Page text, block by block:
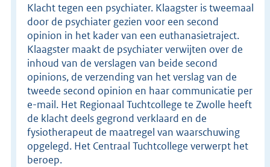
Klacht tegen een psychiater. Klaagster is tweemaal
door de psychiater gezien voor een second
opinion in het kader van een euthanasietraject.
Klaagster maakt de psychiater verwijten over de
inhoud van de verslagen van beide second
opinions, de verzending van het verslag van de
tweede second opinion en haar communicatie per
e-mail. Het Regionaal Tuchtcollege te Zwolle heeft
de klacht deels gegrond verklaard en de
fysiotherapeut de maatregel van waarschuwing
opgelegd. Het Centraal Tuchtcollege verwerpt het
beroep.